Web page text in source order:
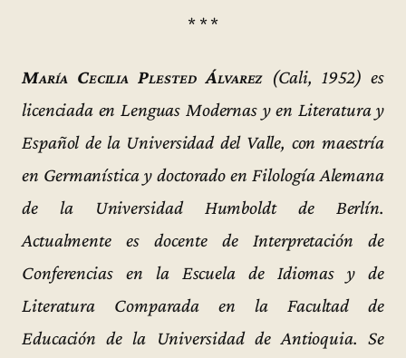
* * *
María Cecilia Plested Álvarez(Cali, 1952) es
licenciada en Lenguas Modernas y en Literatura y
Español de la Universidad del Valle, con maestría
en Germanística y doctorado en Filología Alemana
de la Universidad Humboldt de Berlín.
Actualmente es docente de Interpretación de
Conferencias en la Escuela de Idiomas y de
Literatura Comparada en la Facultad de
Educación de la Universidad de Antioquia. Se